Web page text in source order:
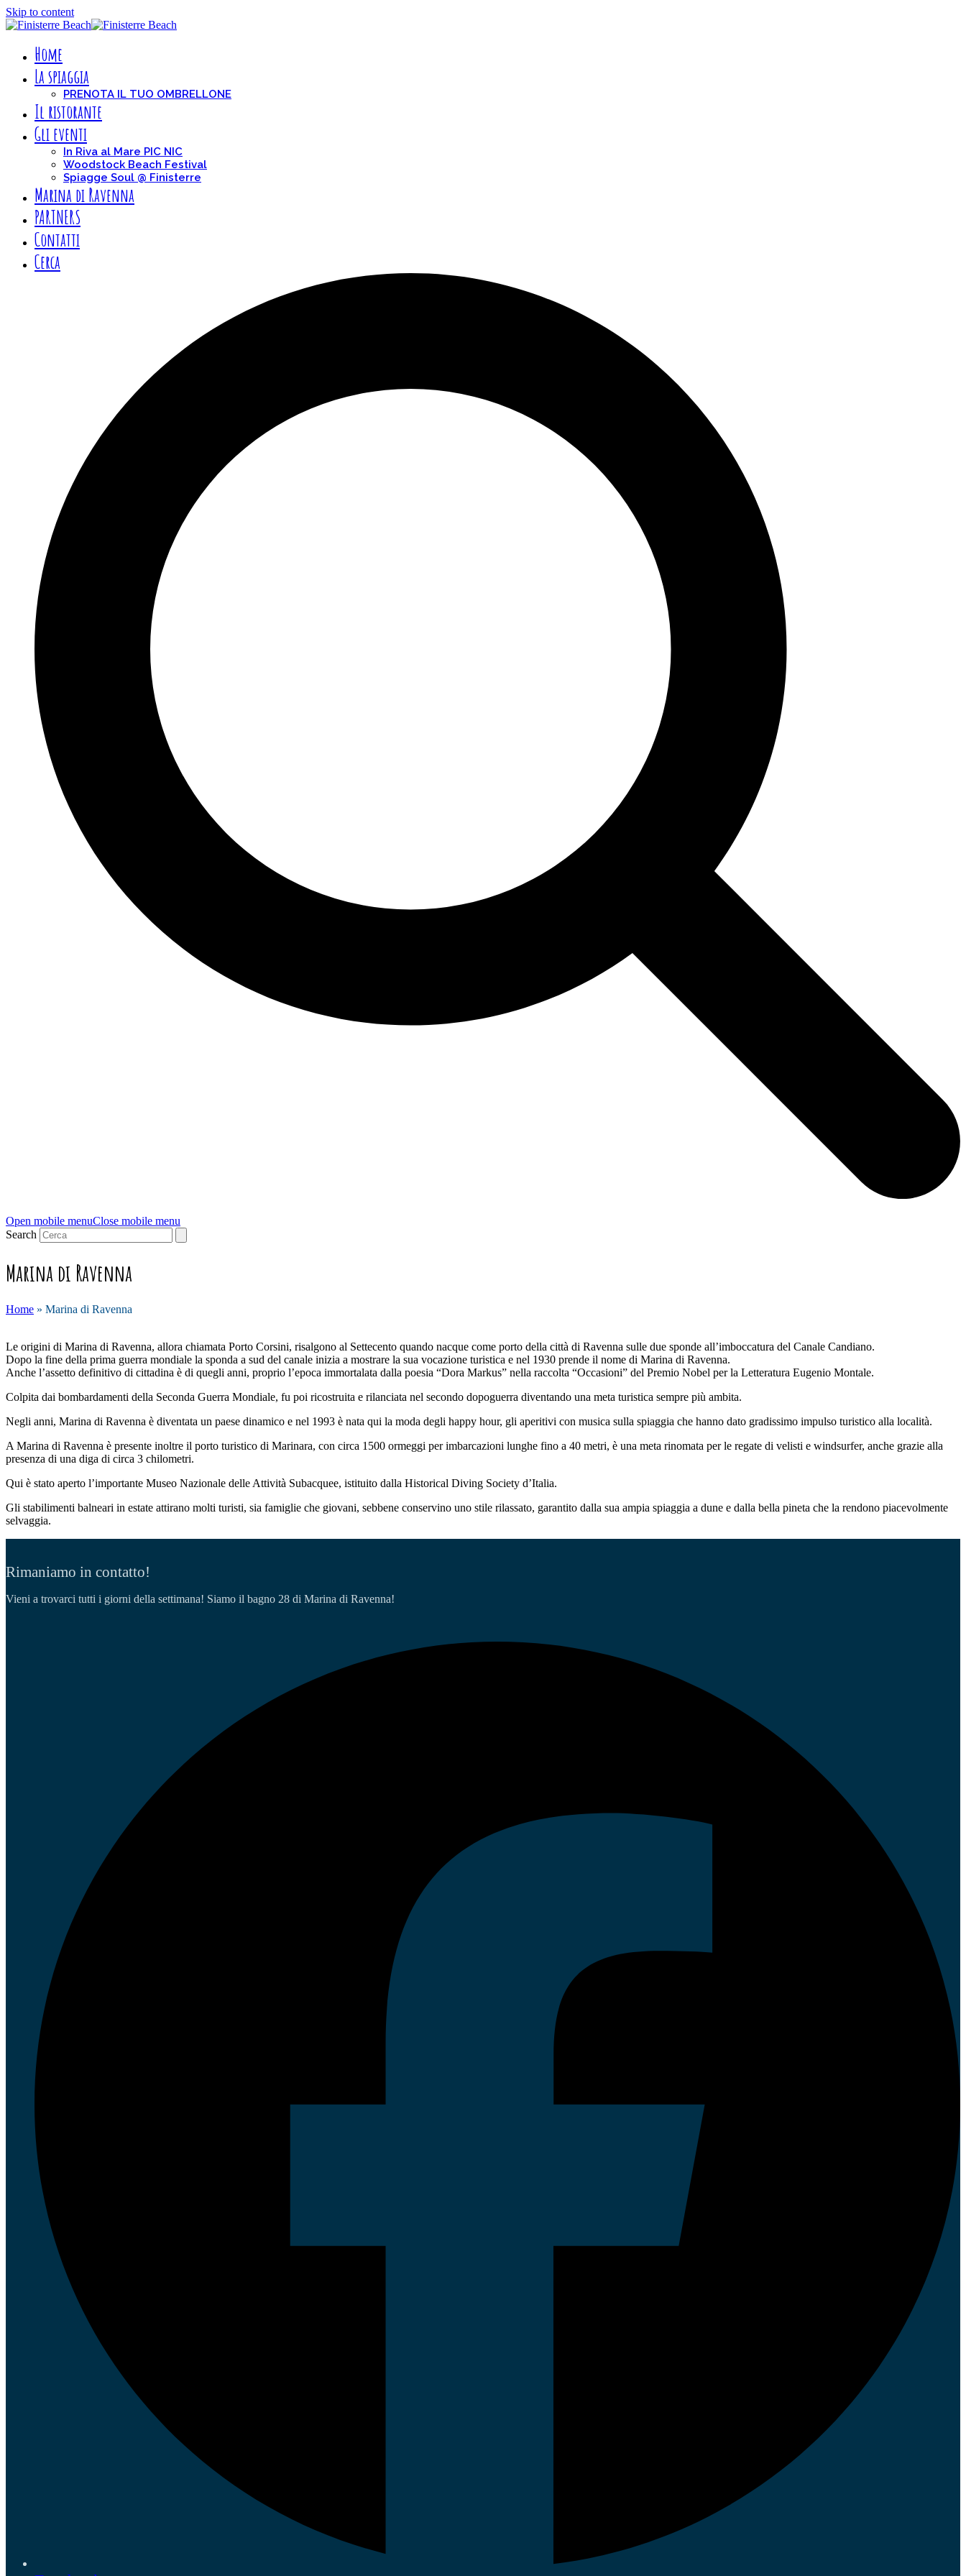
Skip to content
Home
La spiaggia
PRENOTA IL TUO OMBRELLONE
Il ristorante
Gli eventi
In Riva al Mare PIC NIC
Woodstock Beach Festival
Spiagge Soul @ Finisterre
Marina di Ravenna
PARTNERS
Contatti
Cerca
Open mobile menuClose mobile menu
Search
Marina di Ravenna
Home » Marina di Ravenna
Le origini di Marina di Ravenna, allora chiamata Porto Corsini, risalgono al Settecento quando nacque come porto della città di Ravenna sulle due sponde all’imboccatura del Canale Candiano.
Dopo la fine della prima guerra mondiale la sponda a sud del canale inizia a mostrare la sua vocazione turistica e nel 1930 prende il nome di Marina di Ravenna.
Anche l’assetto definitivo di cittadina è di quegli anni, proprio l’epoca immortalata dalla poesia “Dora Markus” nella raccolta “Occasioni” del Premio Nobel per la Letteratura Eugenio Montale.
Colpita dai bombardamenti della Seconda Guerra Mondiale, fu poi ricostruita e rilanciata nel secondo dopoguerra diventando una meta turistica sempre più ambita.
Negli anni, Marina di Ravenna è diventata un paese dinamico e nel 1993 è nata qui la moda degli happy hour, gli aperitivi con musica sulla spiaggia che hanno dato gradissimo impulso turistico alla località.
A Marina di Ravenna è presente inoltre il porto turistico di Marinara, con circa 1500 ormeggi per imbarcazioni lunghe fino a 40 metri, è una meta rinomata per le regate di velisti e windsurfer, anche grazie alla
presenza di una diga di circa 3 chilometri.
Qui è stato aperto l’importante Museo Nazionale delle Attività Subacquee, istituito dalla Historical Diving Society d’Italia.
Gli stabilimenti balneari in estate attirano molti turisti, sia famiglie che giovani, sebbene conservino uno stile rilassato, garantito dalla sua ampia spiaggia a dune e dalla bella pineta che la rendono piacevolmente
selvaggia.
Rimaniamo in contatto!
Vieni a trovarci tutti i giorni della settimana! Siamo il bagno 28 di Marina di Ravenna!